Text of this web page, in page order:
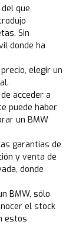
que
Sin
donde ha
elegir un
acceder a
puede haber
un BMW
garantías de
y venta de
donde
BMW, sólo
el stock
estos